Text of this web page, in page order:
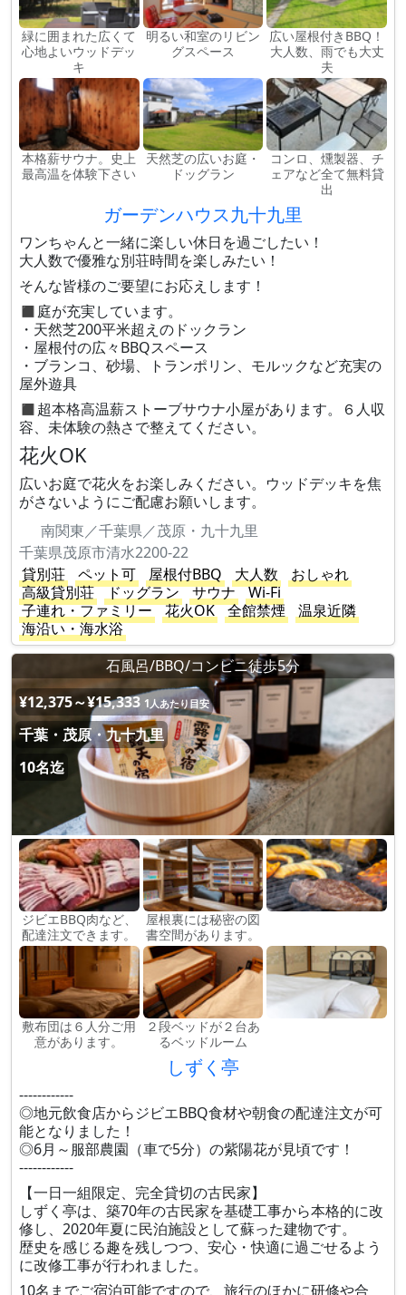
緑に囲まれた広くて
心地よいウッドデッ
キ
明るい和室のリビン
グスペース
広い屋根付きBBQ！
大人数、雨でも大丈
夫
本格薪サウナ。史上
最高温を体験下さい
天然芝の広いお庭・
ドッグラン
コンロ、燻製器、チ
ェアなど全て無料貸
出
ガーデンハウス九十九里
ワンちゃんと一緒に楽しい休日を過ごしたい！
大人数で優雅な別荘時間を楽しみたい！
そんな皆様のご要望にお応えします！
◼️庭が充実しています。
・天然芝200平米超えのドックラン
・屋根付の広々BBQスペース
・ブランコ、砂場、トランポリン、モルックなど充実の
屋外遊具
◼️超本格高温薪ストーブサウナ小屋があります。６人収
容、未体験の熱さで整えてください。
花火OK
広いお庭で花火をお楽しみください。ウッドデッキを焦
がさないようにご配慮お願いします。
南関東／千葉県／茂原・九十九里
千葉県茂原市清水2200-22
貸別荘
ペット可 屋根付BBQ 大人数
おしゃれ
高級貸別荘
ドッグラン サウナ
Wi-Fi
子連れ・ファミリー
花火OK 全館禁煙
温泉近隣
海沿い・海水浴
石風呂/BBQ/コンビニ徒歩5分
¥12,375～¥15,333 1人あたり目安
千葉・茂原・九十九里
10名迄
ジビエBBQ肉など、
配達注文できます。
屋根裏には秘密の図
書空間があります。
敷布団は６人分ご用
意があります。
２段ベッドが２台あ
るベッドルーム
しずく亭
------------
◎地元飲食店からジビエBBQ食材や朝食の配達注文が可
能となりました！
◎6月～服部農園（車で5分）の紫陽花が見頃です！
------------
【一日一組限定、完全貸切の古民家】
しずく亭は、築70年の古民家を基礎工事から本格的に改
修し、2020年夏に民泊施設として蘇った建物です。
歴史を感じる趣を残しつつ、安心・快適に過ごせるよう
に改修工事が行われました。
10名までご宿泊可能ですので、旅行のほかに研修や合